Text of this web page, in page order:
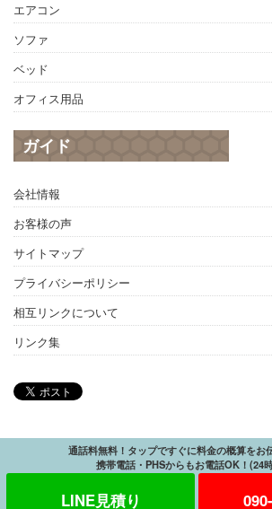
エアコン
ソファ
ベッド
オフィス用品
ガイド
会社情報
お客様の声
サイトマップ
プライバシーポリシー
相互リンクについて
リンク集
通話料無料！タップですぐに料金の概算をお
携帯電話・PHSからもお電話OK！(24
LINE見積り